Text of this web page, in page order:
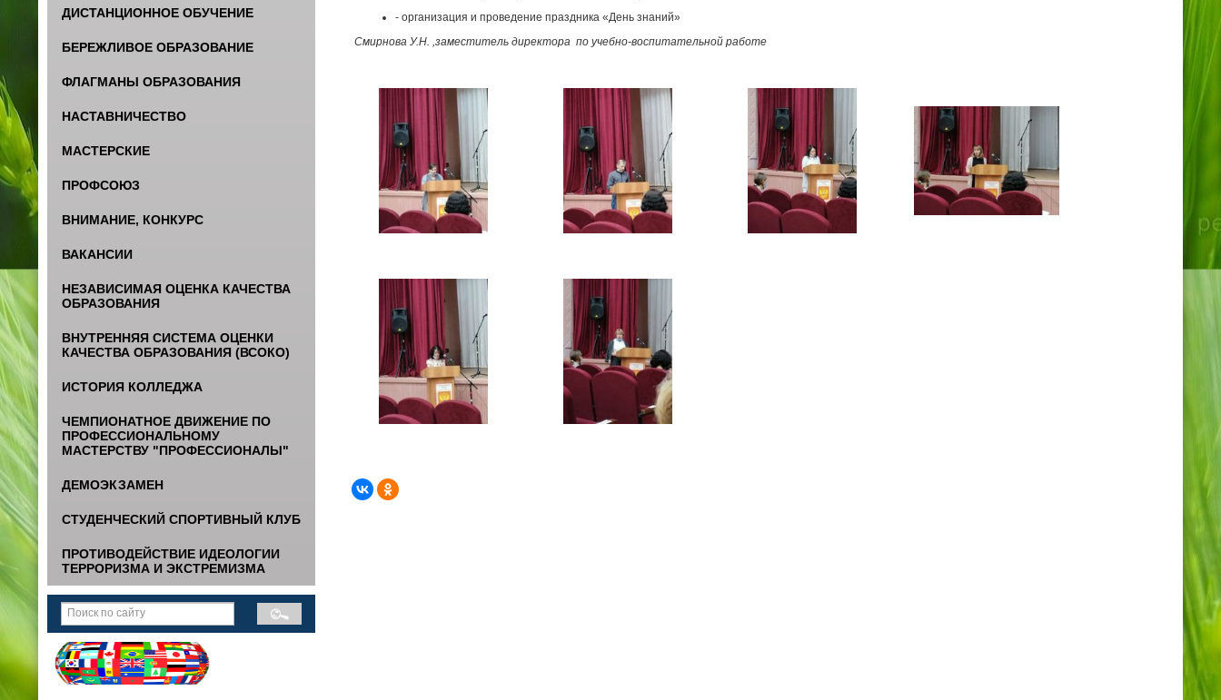
ДИСТАНЦИОННОЕ ОБУЧЕНИЕ
БЕРЕЖЛИВОЕ ОБРАЗОВАНИЕ
ФЛАГМАНЫ ОБРАЗОВАНИЯ
НАСТАВНИЧЕСТВО
МАСТЕРСКИЕ
ПРОФСОЮЗ
ВНИМАНИЕ, КОНКУРС
ВАКАНСИИ
НЕЗАВИСИМАЯ ОЦЕНКА КАЧЕСТВА
ОБРАЗОВАНИЯ
ВНУТРЕННЯЯ СИСТЕМА ОЦЕНКИ
КАЧЕСТВА ОБРАЗОВАНИЯ (ВСОКО)
ИСТОРИЯ КОЛЛЕДЖА
ЧЕМПИОНАТНОЕ ДВИЖЕНИЕ ПО
ПРОФЕССИОНАЛЬНОМУ
МАСТЕРСТВУ "ПРОФЕССИОНАЛЫ"
ДЕМОЭКЗАМЕН
СТУДЕНЧЕСКИЙ СПОРТИВНЫЙ КЛУБ
ПРОТИВОДЕЙСТВИЕ ИДЕОЛОГИИ
ТЕРРОРИЗМА И ЭКСТРЕМИЗМА
- организация и проведение праздника «День знаний»
Смирнова У.Н. ,заместитель директора по учебно-воспитательной работе